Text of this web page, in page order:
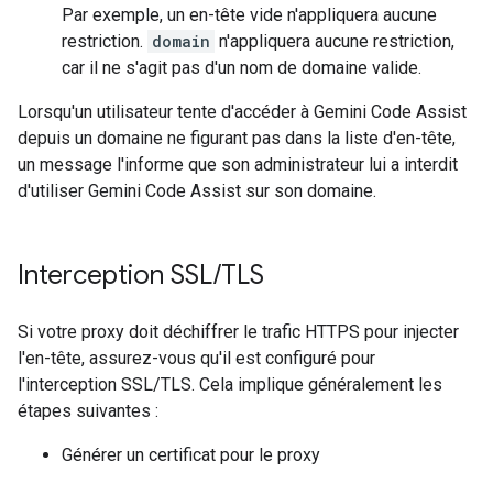
Par exemple, un en-tête vide n'appliquera aucune
restriction. domain n'appliquera aucune restriction,
car il ne s'agit pas d'un nom de domaine valide.
Lorsqu'un utilisateur tente d'accéder à Gemini Code Assist
depuis un domaine ne figurant pas dans la liste d'en-tête,
un message l'informe que son administrateur lui a interdit
d'utiliser Gemini Code Assist sur son domaine.
Interception SSL/TLS
Si votre proxy doit déchiffrer le trafic HTTPS pour injecter
l'en-tête, assurez-vous qu'il est configuré pour
l'interception SSL/TLS. Cela implique généralement les
étapes suivantes :
Générer un certificat pour le proxy